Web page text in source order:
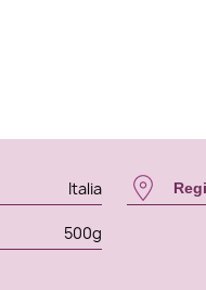
Italia
500g